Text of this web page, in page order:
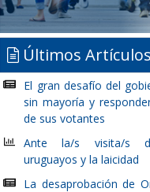
Últimos Artículos
El gran desafío del
sin mayoría y
de sus votantes
Ante la/s visita/s
uruguayos y la laicidad
La desaprobación de